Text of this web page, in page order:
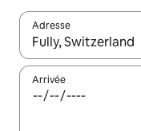
Adresse
Lorsque les
Arrivée